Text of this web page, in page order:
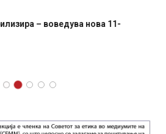
– воведува нова 11-